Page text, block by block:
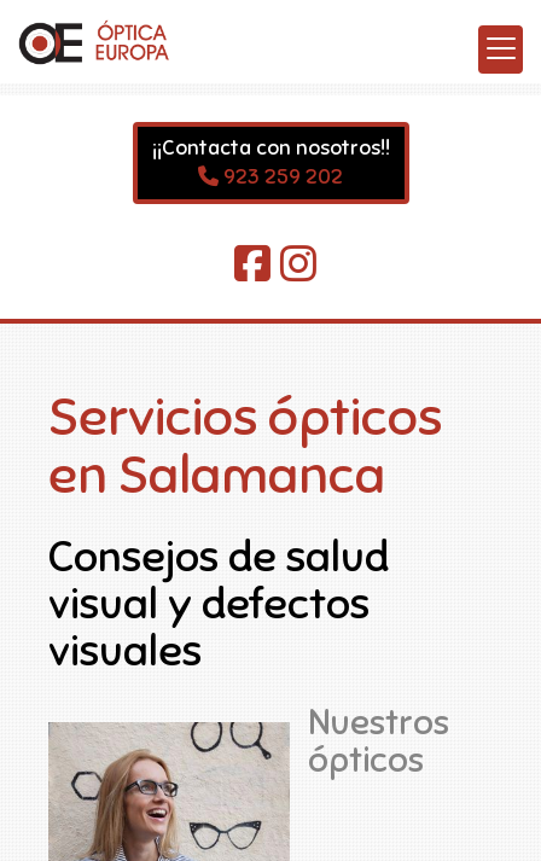
¡¡Contacta con nosotros!!
923 259 202
Servicios ópticos
en Salamanca
Consejos de salud
visual y defectos
visuales
Nuestros
ópticos